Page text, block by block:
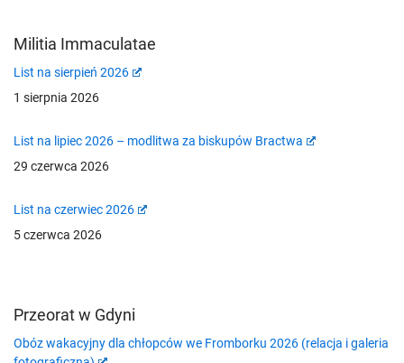
Militia Immaculatae
List na sierpień 2026
1 sierpnia 2026
List na lipiec 2026 – modlitwa za biskupów Bractwa
29 czerwca 2026
List na czerwiec 2026
5 czerwca 2026
Przeorat w Gdyni
Obóz wakacyjny dla chłopców we Fromborku 2026 (relacja i galeria